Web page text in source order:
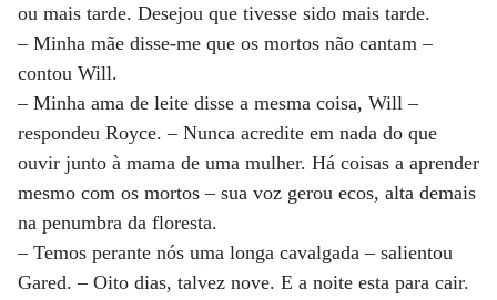
ou mais tarde. Desejou que tivesse sido mais tarde.
– Minha mãe disse-me que os mortos não cantam –
contou Will.
– Minha ama de leite disse a mesma coisa, Will –
respondeu Royce. – Nunca acredite em nada do que
ouvir junto à mama de uma mulher. Há coisas a aprender
mesmo com os mortos – sua voz gerou ecos, alta demais
na penumbra da floresta.
– Temos perante nós uma longa cavalgada – salientou
Gared. – Oito dias, talvez nove. E a noite esta para cair.